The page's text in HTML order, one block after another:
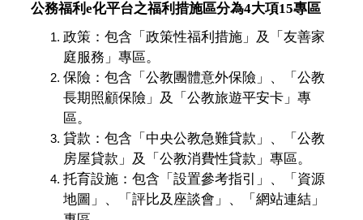
公務福利e化平台之福利措施區分為4大項15專區
政策：包含「政策性福利措施」及「友善家
庭服務」專區。
保險：包含「公教團體意外保險」、「公教
長期照顧保險」及「公教旅遊平安卡」專
區。
貸款：包含「中央公教急難貸款」、「公教
房屋貸款」及「公教消費性貸款」專區。
托育設施：包含「設置參考指引」、「資源
地圖」、「評比及座談會」、「網站連結」